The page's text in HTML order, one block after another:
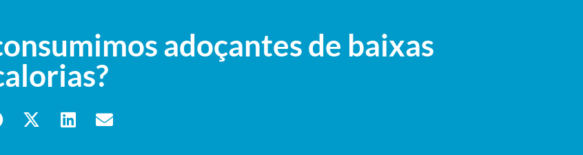
adoçantes de baixas